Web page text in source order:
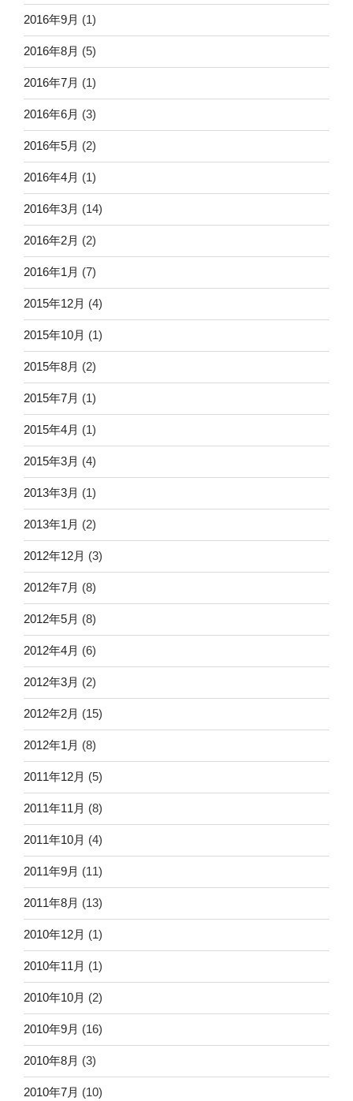
2016年9月 (1)
2016年8月 (5)
2016年7月 (1)
2016年6月 (3)
2016年5月 (2)
2016年4月 (1)
2016年3月 (14)
2016年2月 (2)
2016年1月 (7)
2015年12月 (4)
2015年10月 (1)
2015年8月 (2)
2015年7月 (1)
2015年4月 (1)
2015年3月 (4)
2013年3月 (1)
2013年1月 (2)
2012年12月 (3)
2012年7月 (8)
2012年5月 (8)
2012年4月 (6)
2012年3月 (2)
2012年2月 (15)
2012年1月 (8)
2011年12月 (5)
2011年11月 (8)
2011年10月 (4)
2011年9月 (11)
2011年8月 (13)
2010年12月 (1)
2010年11月 (1)
2010年10月 (2)
2010年9月 (16)
2010年8月 (3)
2010年7月 (10)